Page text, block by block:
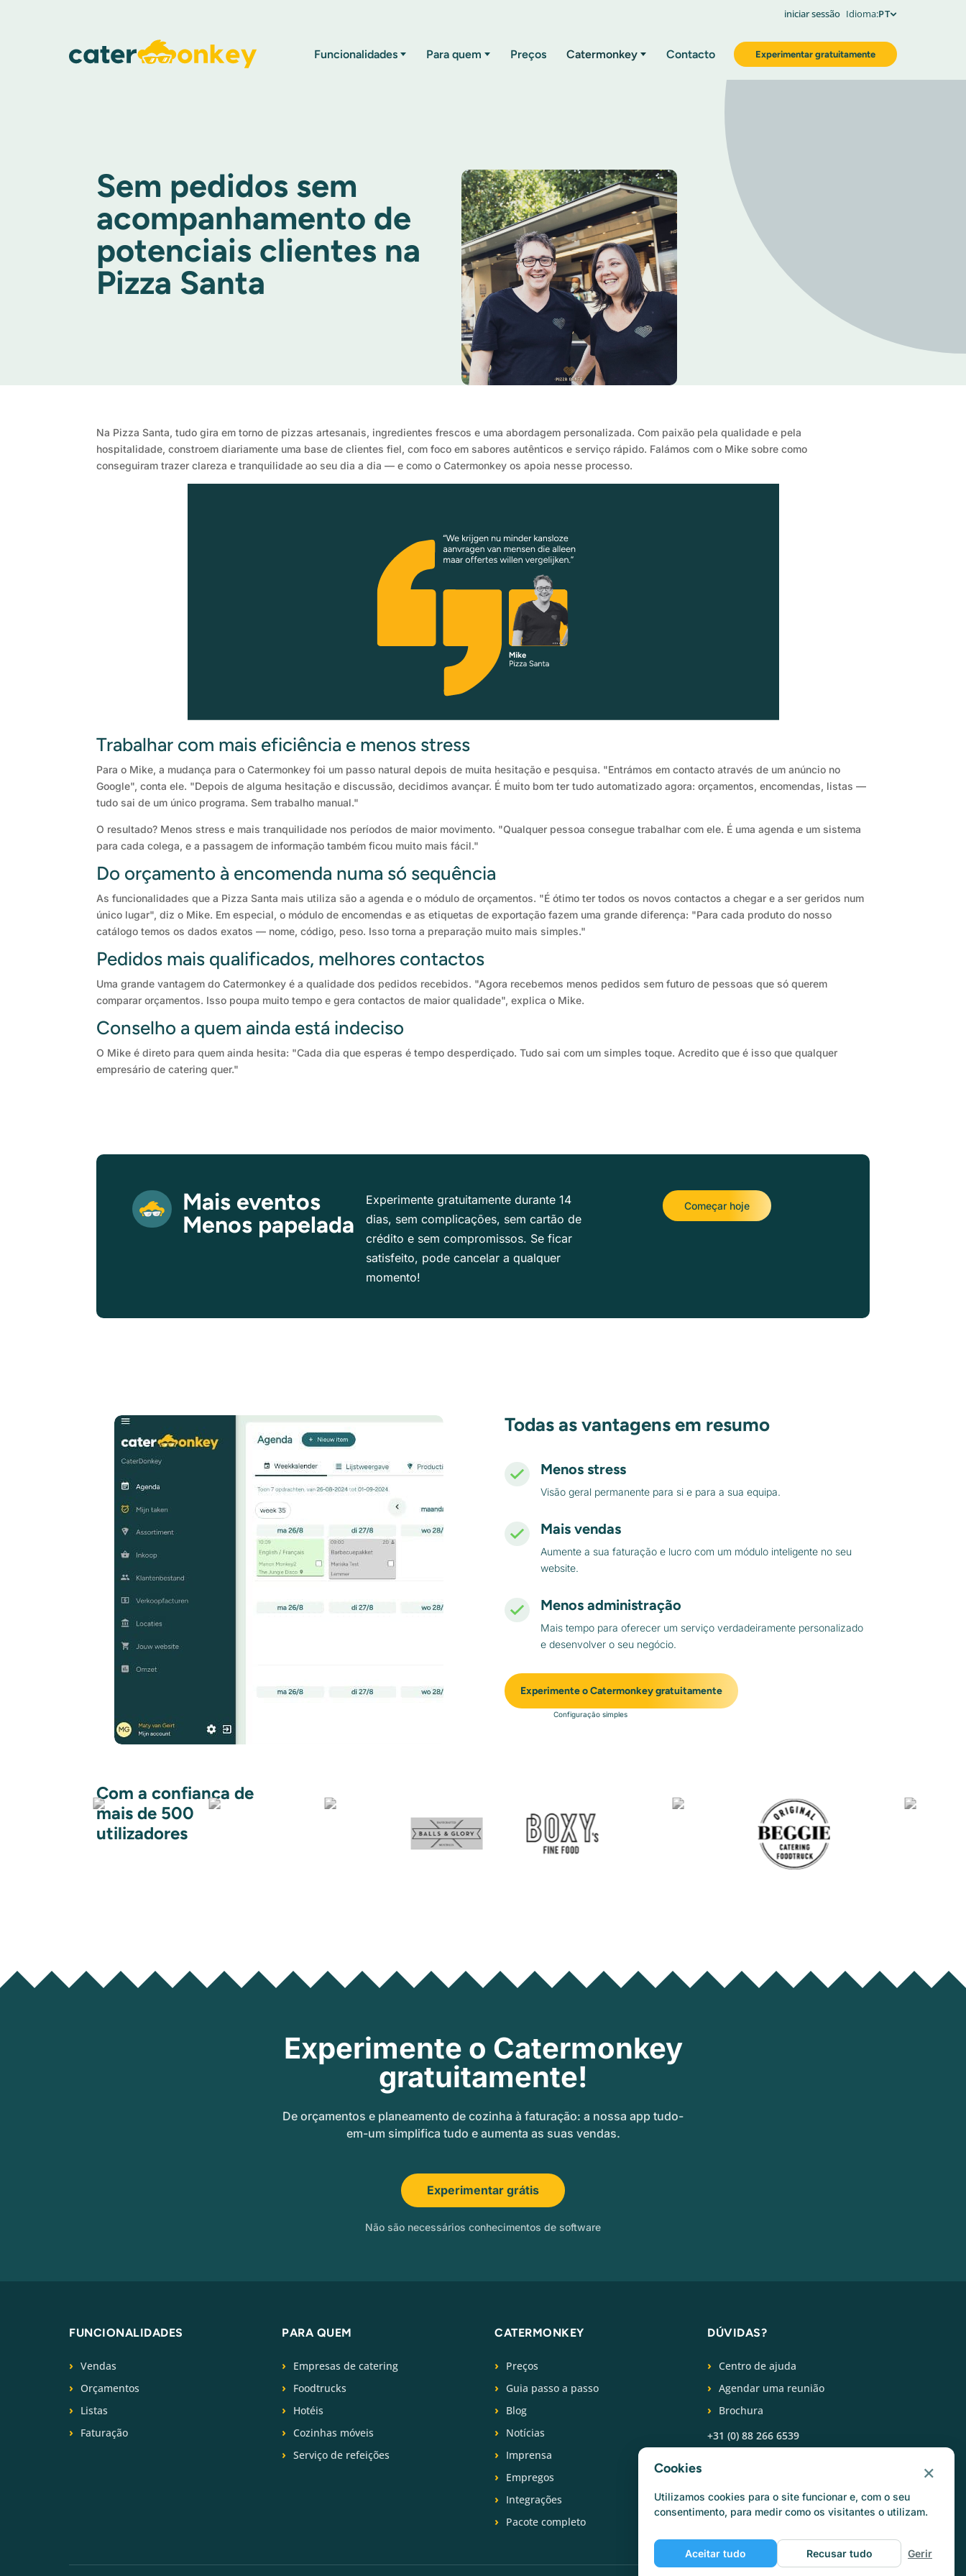
iniciar sessão Idioma:PT
Funcionalidades Para quem Preços Catermonkey Contacto Experimentar gratuitamente
Sem pedidos sem
acompanhamento de
potenciais clientes na
Pizza Santa
Na Pizza Santa, tudo gira em torno de pizzas artesanais, ingredientes frescos e uma abordagem personalizada. Com paixão pela qualidade e pela
hospitalidade, constroem diariamente uma base de clientes fiel, com foco em sabores autênticos e serviço rápido. Falámos com o Mike sobre como
conseguiram trazer clareza e tranquilidade ao seu dia a dia — e como o Catermonkey os apoia nesse processo.
Trabalhar com mais eficiência e menos stress
Para o Mike, a mudança para o Catermonkey foi um passo natural depois de muita hesitação e pesquisa. "Entrámos em contacto através de um anúncio no
Google", conta ele. "Depois de alguma hesitação e discussão, decidimos avançar. É muito bom ter tudo automatizado agora: orçamentos, encomendas, listas —
tudo sai de um único programa. Sem trabalho manual."
O resultado? Menos stress e mais tranquilidade nos períodos de maior movimento. "Qualquer pessoa consegue trabalhar com ele. É uma agenda e um sistema
para cada colega, e a passagem de informação também ficou muito mais fácil."
Do orçamento à encomenda numa só sequência
As funcionalidades que a Pizza Santa mais utiliza são a agenda e o módulo de orçamentos. "É ótimo ter todos os novos contactos a chegar e a ser geridos num
único lugar", diz o Mike. Em especial, o módulo de encomendas e as etiquetas de exportação fazem uma grande diferença: "Para cada produto do nosso
catálogo temos os dados exatos — nome, código, peso. Isso torna a preparação muito mais simples."
Pedidos mais qualificados, melhores contactos
Uma grande vantagem do Catermonkey é a qualidade dos pedidos recebidos. "Agora recebemos menos pedidos sem futuro de pessoas que só querem
comparar orçamentos. Isso poupa muito tempo e gera contactos de maior qualidade", explica o Mike.
Conselho a quem ainda está indeciso
O Mike é direto para quem ainda hesita: "Cada dia que esperas é tempo desperdiçado. Tudo sai com um simples toque. Acredito que é isso que qualquer
empresário de catering quer."
Mais eventos
Menos papelada
Experimente gratuitamente durante 14
dias, sem complicações, sem cartão de
crédito e sem compromissos. Se ficar
satisfeito, pode cancelar a qualquer
momento!
Começar hoje
Todas as vantagens em resumo
Menos stress
Visão geral permanente para si e para a sua equipa.
Mais vendas
Aumente a sua faturação e lucro com um módulo inteligente no seu
website.
Menos administração
Mais tempo para oferecer um serviço verdadeiramente personalizado
e desenvolver o seu negócio.
Experimente o Catermonkey gratuitamente
Configuração simples
Com a confiança de
mais de 500
utilizadores
Experimente o Catermonkey
gratuitamente!
De orçamentos e planeamento de cozinha à faturação: a nossa app tudo-
em-um simplifica tudo e aumenta as suas vendas.
Experimentar grátis
Não são necessários conhecimentos de software
FUNCIONALIDADES
Vendas
Orçamentos
Listas
Faturação
PARA QUEM
Empresas de catering
Foodtrucks
Hotéis
Cozinhas móveis
Serviço de refeições
CATERMONKEY
Preços
Guia passo a passo
Blog
Notícias
Imprensa
Empregos
Integrações
Pacote completo
DÚVIDAS?
Centro de ajuda
Agendar uma reunião
Brochura
+31 (0) 88 266 6539
Cookies ×
Utilizamos cookies para o site funcionar e, com o seu
consentimento, para medir como os visitantes o utilizam.
Aceitar tudo Recusar tudo Gerir